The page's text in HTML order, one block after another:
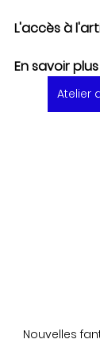
L'accès à
En savoir
Atelier
Nouvelles